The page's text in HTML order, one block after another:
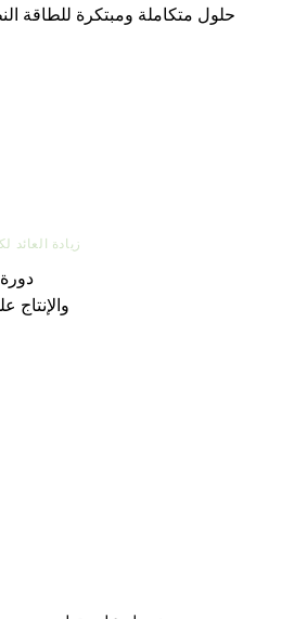
حلول متكاملة ومبتكرة للطاقة
زيادة
والإنتاج